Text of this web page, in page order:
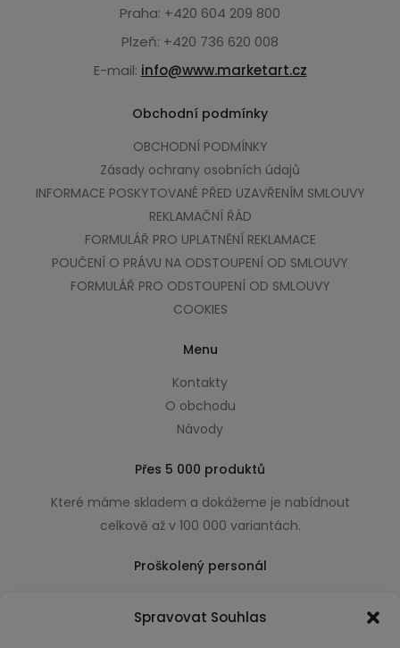
Spravovat Souhlas
Praha: +420 604 209 800
Plzeň: +420 736 620 008
E-mail: info@www.marketart.cz
Obchodní podmínky
OBCHODNÍ PODMÍNKY
Zásady ochrany osobních údajů
INFORMACE POSKYTOVANÉ PŘED UZAVŘENÍM SMLOUVY
REKLAMAČNÍ ŘÁD
FORMULÁŘ PRO UPLATNĚNÍ REKLAMACE
POUČENÍ O PRÁVU NA ODSTOUPENÍ OD SMLOUVY
FORMULÁŘ PRO ODSTOUPENÍ OD SMLOUVY
COOKIES
Menu
Kontakty
O obchodu
Návody
Přes 5 000 produktů
Které máme skladem a dokážeme je nabídnout
celkově až v 100 000 variantách.
Proškolený personál
usnadňující nákup.